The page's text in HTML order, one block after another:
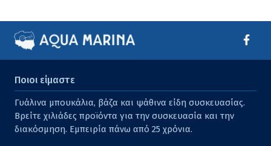
Ποιοι είμαστε
Γυάλινα μπουκάλια, βάζα και ψάθινα είδη συσκευασίας.
Βρείτε χιλιάδες προϊόντα για την συσκευασία και την
διακόσμηση. Εμπειρία πάνω από 25 χρόνια.